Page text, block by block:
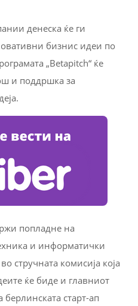
денеска ќе ги
бизнис идеи по
„Betapitch“ ќе
и поддршка за
попладне на
и информатички
стручната комисија која
ќе биде и главниот
старт-ап